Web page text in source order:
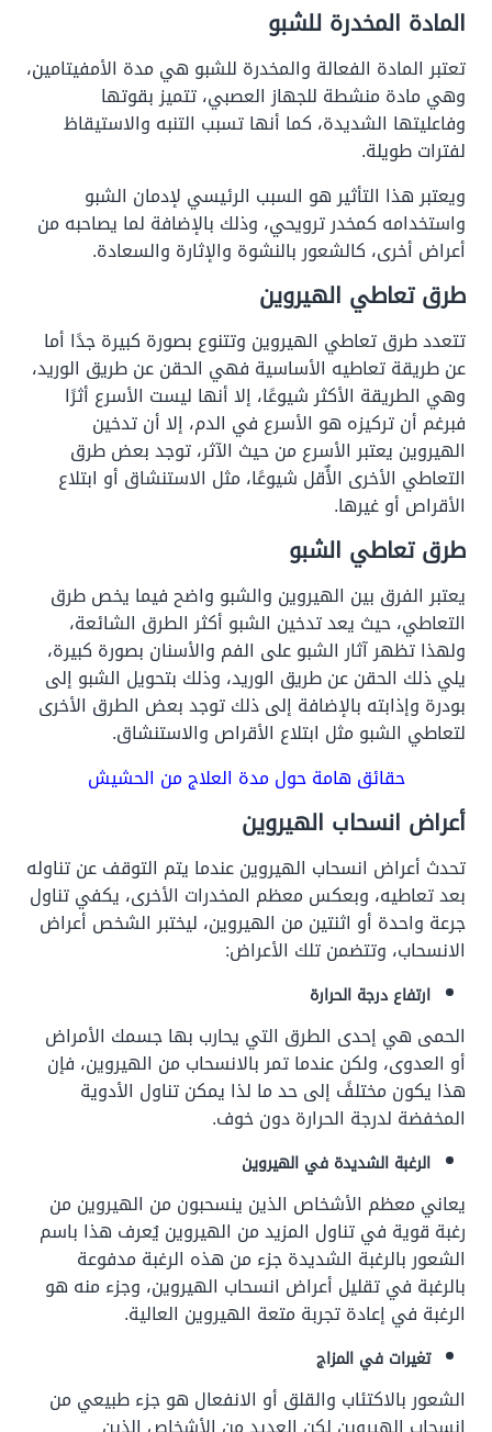
المادة المخدرة للشبو
تعتبر المادة الفعالة والمخدرة للشبو هي مدة الأمفيتامين،
وهي مادة منشطة للجهاز العصبي، تتميز بقوتها
وفاعليتها الشديدة، كما أنها تسبب التنبه والاستيقاظ
لفترات طويلة.
ويعتبر هذا التأثير هو السبب الرئيسي لإدمان الشبو
واستخدامه كمخدر ترويحي، وذلك بالإضافة لما يصاحبه من
أعراض أخرى، كالشعور بالنشوة والإثارة والسعادة.
طرق تعاطي الهيروين
تتعدد طرق تعاطي الهيروين وتتنوع بصورة كبيرة جدًا أما
عن طريقة تعاطيه الأساسية فهي الحقن عن طريق الوريد،
وهي الطريقة الأكثر شيوعًا، إلا أنها ليست الأسرع أثرًا
فبرغم أن تركيزه هو الأسرع في الدم، إلا أن تدخين
الهيروين يعتبر الأسرع من حيث الآثر،توجد بعض طرق
التعاطي الأخرى الأٌقل شيوعًا، مثل الاستنشاق أو ابتلاع
الأقراص أو غيرها.
طرق تعاطي الشبو
يعتبر الفرق بين الهيروين والشبو واضح فيما يخص طرق
التعاطي، حيث يعد تدخين الشبو أكثر الطرق الشائعة،
ولهذا تظهر آثار الشبو على الفم والأسنان بصورة كبيرة،
يلي ذلك الحقن عن طريق الوريد، وذلك بتحويل الشبو إلى
بودرة وإذابته بالإضافة إلى ذلك توجد بعض الطرق الأخرى
لتعاطي الشبو مثل ابتلاع الأقراص والاستنشاق.
حقائق هامة حولمدة العلاج من الحشيش
أعراض انسحاب الهيروين
تحدث أعراض انسحاب الهيروين عندما يتم التوقف عن تناوله
بعد تعاطيه، وبعكس معظم المخدرات الأخرى، يكفي تناول
جرعة واحدة أو اثنتين من الهيروين، ليختبر الشخص أعراض
الانسحاب، وتتضمن تلك الأعراض:
ارتفاع درجة الحرارة
الحمى هي إحدى الطرق التي يحارب بها جسمك الأمراض
أو العدوى، ولكن عندما تمر بالانسحاب من الهيروين، فإن
هذا يكون مختلفً إلى حد ما لذا يمكن تناول الأدوية
المخفضة لدرجة الحرارة دون خوف.
الرغبة الشديدة في الهيروين
يعاني معظم الأشخاص الذين ينسحبون من الهيروين من
رغبة قوية في تناول المزيد من الهيروين يُعرف هذا باسم
الشعور بالرغبة الشديدة جزء من هذه الرغبة مدفوعة
بالرغبة في تقليل أعراض انسحاب الهيروين، وجزء منه هو
الرغبة في إعادة تجربة متعة الهيروين العالية.
تغيرات في المزاج
الشعور بالاكتئاب والقلق أو الانفعال هو جزء طبيعي من